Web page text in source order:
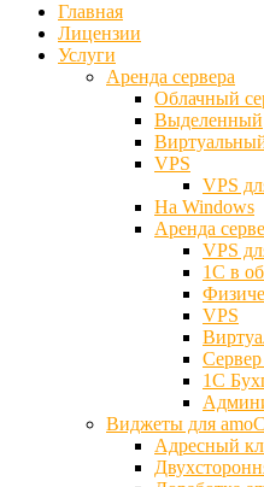
Главная
Лицензии
Услуги
Аренда сервера
Облачный
Выделенный
VPS
VPS
На Windows
Аренда
VPS
1С в
VPS
1С
Виджеты для
Адресный